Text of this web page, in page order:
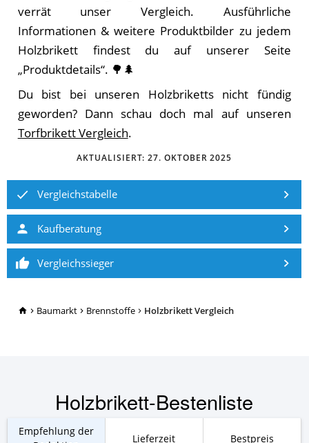
TopRatgeber24.de
Baumarkt Brennstoffe Holzbrikett Vergleich
verrät unser Vergleich. Ausführliche
Informationen & weitere Produktbilder zu jedem
Holzbrikett findest du auf unserer Seite
„Produktdetails“. 🌳🌲
Du bist bei unseren Holzbriketts nicht fündig
geworden? Dann schau doch mal auf unseren
Torfbrikett Vergleich.
AKTUALISIERT:27. OKTOBER 2025
Vergleichstabelle
Kaufberatung
Vergleichssieger
Holzbrikett-Bestenliste
Empfehlung der
Lieferzeit Bestpreis